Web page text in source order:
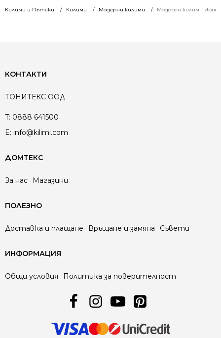
Килими и Пътеки Килими Модерни килими Модерен килим - Ирис
КОНТАКТИ
ТОНИТЕКС ООД
T: 0888 641500
E: info@kilimi.com
ДОМТЕКС
За нас Магазини
ПОЛЕЗНО
Доставка и плащане Връщане и замяна Съвети
ИНФОРМАЦИЯ
Общи условия Политика за поверителност